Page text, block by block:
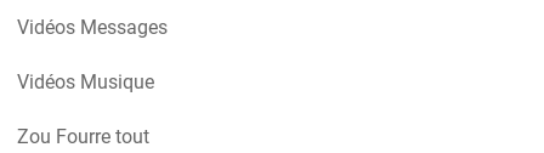
Vidéos Messages
Vidéos Musique
Zou Fourre tout